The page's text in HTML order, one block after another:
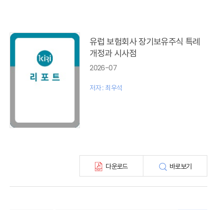
글로벌 이슈
리포트 모음집(종간)
해외학술연구 분석(종간)
금융보험해설(종간)
KIRI 고령화리뷰
유럽 보험회사 장기보유주식 특례
개정과 시사점
2026-07
저자 : 최우석
다운로드 바로보기